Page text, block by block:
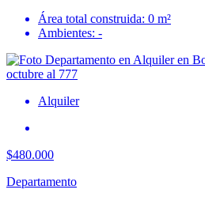
Área total construida: 0 m²
Ambientes: -
Alquiler
$480.000
Departamento